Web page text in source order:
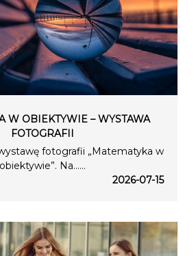
W OBIEKTYWIE – WYSTAWA
FOTOGRAFII
fotografii „Matematyka w
obiektywie”. Na…...
2026-07-15